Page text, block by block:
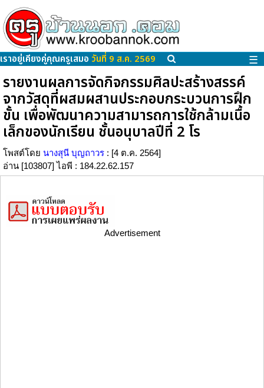
เราอยู่เคียงคู่คุณครูเสมอ วันที่ 9 ส.ค. 2569 ☰
รายงานผลการจัดกิจกรรมศิลปะสร้างสรรค์
จากวัสดุที่ผสมผสานประกอบกระบวนการฝึก
ขั้น เพื่อพัฒนาความสามารถการใช้กล้ามเนื้อ
เล็กของนักเรียน ชั้นอนุบาลปีที่ 2 โร
โพสต์โดย นางสุนี บุญถาวร : [4 ต.ค. 2564]
อ่าน [103807] ไอพี : 184.22.62.157
Advertisement